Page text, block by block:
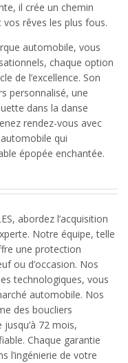
il crée un chemin
rêves les plus fous.
automobile, vous
chaque option
de l’excellence. Son
personnalisé, une
dans la danse
rendez-vous avec
qui
épopée enchantée.
abordez l’acquisition
Notre équipe, telle
une protection
ou d’occasion. Nos
technologiques, vous
automobile. Nos
des boucliers
72 mois,
Chaque garantie
l’ingénierie de votre